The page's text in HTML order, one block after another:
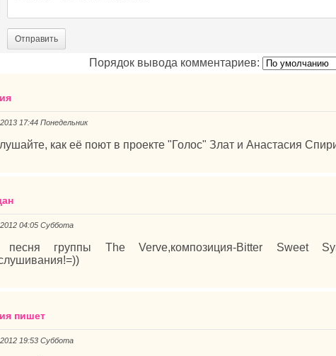
Отправить
Порядок вывода комментариев:
17:44 Понедельник
как её поют в проекте "Голос" Злат и Анастасия
04:05 Суббота
песня группы The Verve,композиция-Bitter Sweet
пишет
19:53 Суббота